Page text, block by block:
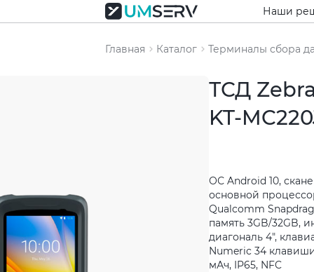
Наши
Главная Каталог Терминалы сбора
ТСД
KT-
ОС Android 10,
основной
Qualcomm
память 3GB/32GB,
диагональ 4",
Numeric 34
мАч, IP65, NFC